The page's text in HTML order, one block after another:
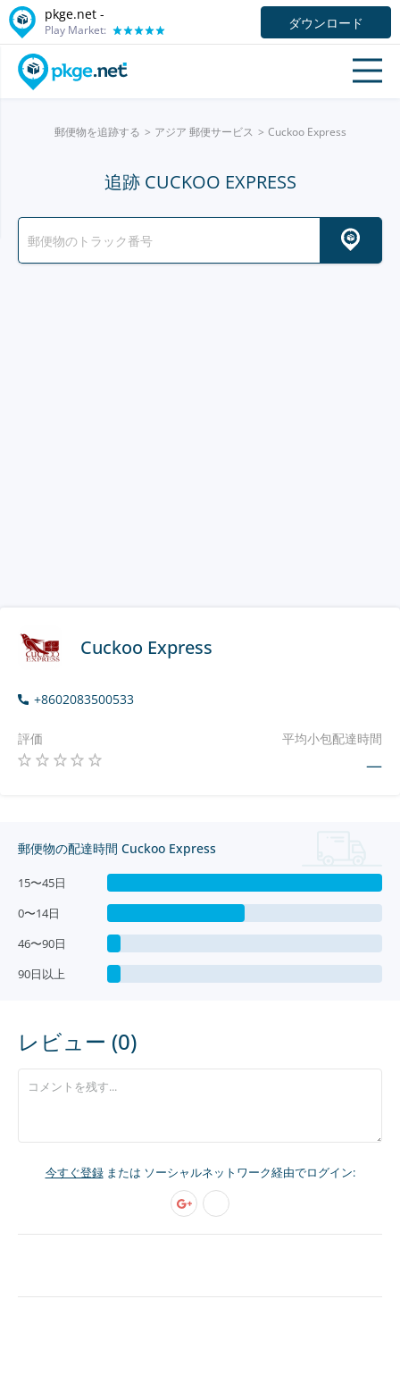
pkge.net -
Play Market: ダウンロード
郵便物を追跡する アジア 郵便サービス Cuckoo Express
追跡 CUCKOO EXPRESS
Cuckoo Express
+8602083500533
評価 平均小包配達時間
—
郵便物の配達時間 Cuckoo Express
15〜45日
0〜14日
46〜90日
90日以上
レビュー (0)
今すぐ登録または ソーシャルネットワーク経由でログイン: